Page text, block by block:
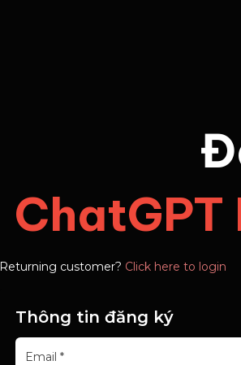
ChatGPT
Returning customer? Click here to login
Thông tin đăng ký
Email *